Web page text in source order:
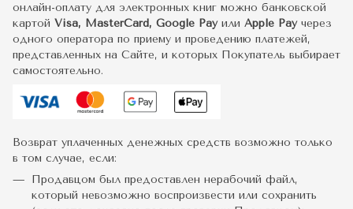
онлайн-оплату для электронных книг можно банковской
картой Visa, MasterCard, Google Pay или Apple Payчерез
одного оператора по приему и проведению платежей,
представленных на Сайте, и которых Покупатель выбирает
самостоятельно.
Возврат уплаченных денежных средств возможно только
в том случае, если:
Продавцом был предоставлен нерабочий файл,
который невозможно воспроизвести или сохранить